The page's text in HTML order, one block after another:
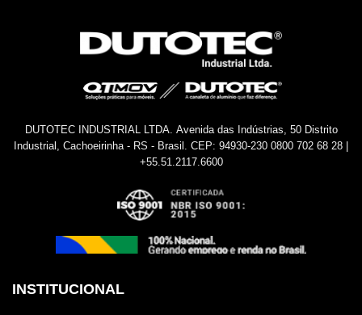
DUTOTEC INDUSTRIAL LTDA. Avenida das Indústrias, 50 Distrito
Industrial, Cachoeirinha - RS - Brasil. CEP: 94930-230 0800 702 68 28 |
+55.51.2117.6600
INSTITUCIONAL